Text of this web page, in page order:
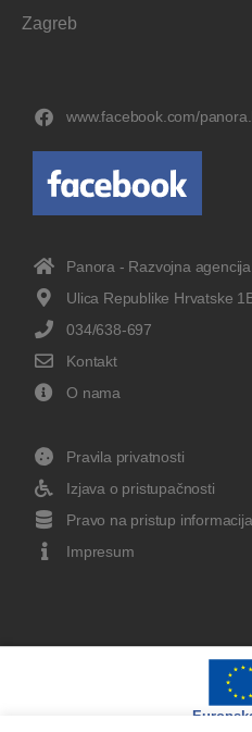
Zagreb
www.facebook.com/
Panora - Razvojna
Ulica Republike Hrvatske
034/638-697
Kontakt
O nama
Pravila privatnosti
Izjava o pristupačnosti
Pravo na pristup
Impresum